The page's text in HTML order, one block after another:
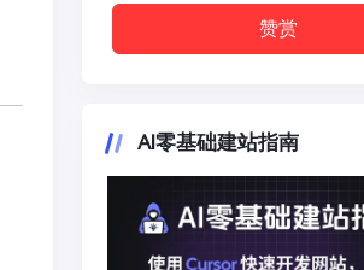
赞赏
AI零基础建站指南